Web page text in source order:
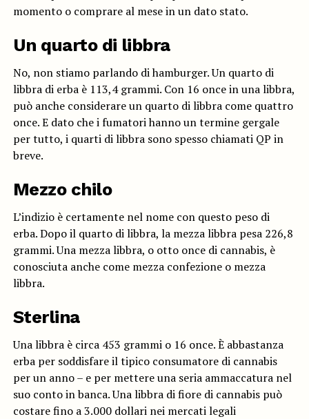
momento o comprare al mese in un dato stato.
Un quarto di libbra
No, non stiamo parlando di hamburger. Un quarto di
libbra di erba è 113,4 grammi. Con 16 once in una libbra,
può anche considerare un quarto di libbra come quattro
once. E dato che i fumatori hanno un termine gergale
per tutto, i quarti di libbra sono spesso chiamati QP in
breve.
Mezzo chilo
L’indizio è certamente nel nome con questo peso di
erba. Dopo il quarto di libbra, la mezza libbra pesa 226,8
grammi. Una mezza libbra, o otto once di cannabis, è
conosciuta anche come mezza confezione o mezza
libbra.
Sterlina
Una libbra è circa 453 grammi o 16 once. È abbastanza
erba per soddisfare il tipico consumatore di cannabis
per un anno – e per mettere una seria ammaccatura nel
suo conto in banca. Una libbra di fiore di cannabis può
costare fino a 3.000 dollari nei mercati legali